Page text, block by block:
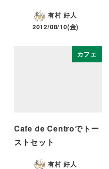
有村 好人
2012/08/10(金)
カフェ
Cafe de Centroでトー
ストセット
有村 好人